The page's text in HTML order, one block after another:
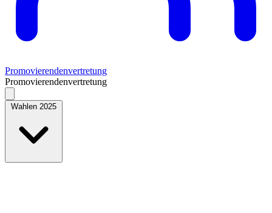
Promovierendenvertretung
Promovierendenvertretung
Wahlen 2025